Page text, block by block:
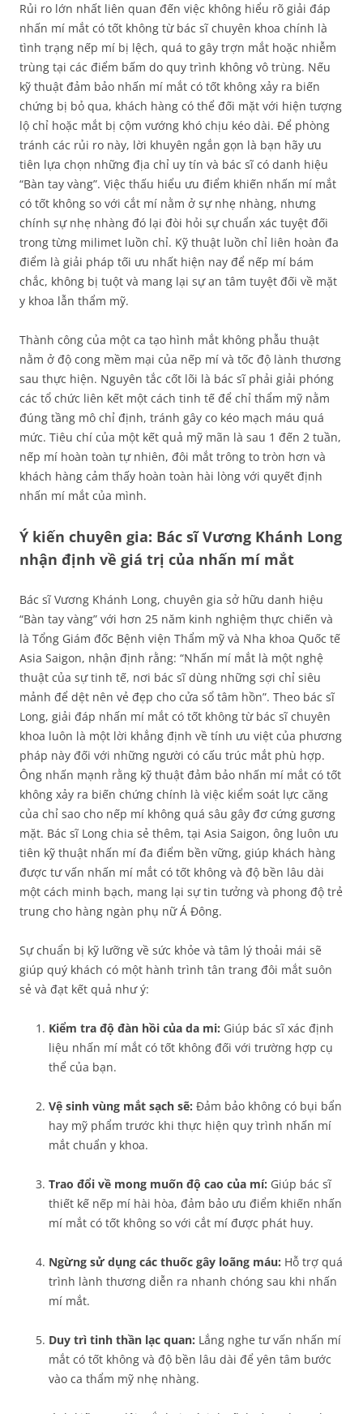
Rủi ro lớn nhất liên quan đến việc không hiểu rõ giải đáp
nhấn mí mắt có tốt không từ bác sĩ chuyên khoa chính là
tình trạng nếp mí bị lệch, quá to gây trợn mắt hoặc nhiễm
trùng tại các điểm bấm do quy trình không vô trùng. Nếu
kỹ thuật đảm bảo nhấn mí mắt có tốt không xảy ra biến
chứng bị bỏ qua, khách hàng có thể đối mặt với hiện tượng
lộ chỉ hoặc mắt bị cộm vướng khó chịu kéo dài. Để phòng
tránh các rủi ro này, lời khuyên ngắn gọn là bạn hãy ưu
tiên lựa chọn những địa chỉ uy tín và bác sĩ có danh hiệu
“Bàn tay vàng”. Việc thấu hiểu ưu điểm khiến nhấn mí mắt
có tốt không so với cắt mí nằm ở sự nhẹ nhàng, nhưng
chính sự nhẹ nhàng đó lại đòi hỏi sự chuẩn xác tuyệt đối
trong từng milimet luồn chỉ. Kỹ thuật luồn chỉ liên hoàn đa
điểm là giải pháp tối ưu nhất hiện nay để nếp mí bám
chắc, không bị tuột và mang lại sự an tâm tuyệt đối về mặt
y khoa lẫn thẩm mỹ.
Thành công của một ca tạo hình mắt không phẫu thuật
nằm ở độ cong mềm mại của nếp mí và tốc độ lành thương
sau thực hiện. Nguyên tắc cốt lõi là bác sĩ phải giải phóng
các tổ chức liên kết một cách tinh tế để chỉ thẩm mỹ nằm
đúng tầng mô chỉ định, tránh gây co kéo mạch máu quá
mức. Tiêu chí của một kết quả mỹ mãn là sau 1 đến 2 tuần,
nếp mí hoàn toàn tự nhiên, đôi mắt trông to tròn hơn và
khách hàng cảm thấy hoàn toàn hài lòng với quyết định
nhấn mí mắt của mình.
Ý kiến chuyên gia: Bác sĩ Vương Khánh Long
nhận định về giá trị của nhấn mí mắt
Bác sĩ Vương Khánh Long, chuyên gia sở hữu danh hiệu
“Bàn tay vàng” với hơn 25 năm kinh nghiệm thực chiến và
là Tổng Giám đốc Bệnh viện Thẩm mỹ và Nha khoa Quốc tế
Asia Saigon, nhận định rằng: “Nhấn mí mắt là một nghệ
thuật của sự tinh tế, nơi bác sĩ dùng những sợi chỉ siêu
mảnh để dệt nên vẻ đẹp cho cửa sổ tâm hồn”. Theo bác sĩ
Long, giải đáp nhấn mí mắt có tốt không từ bác sĩ chuyên
khoa luôn là một lời khẳng định về tính ưu việt của phương
pháp này đối với những người có cấu trúc mắt phù hợp.
Ông nhấn mạnh rằng kỹ thuật đảm bảo nhấn mí mắt có tốt
không xảy ra biến chứng chính là việc kiểm soát lực căng
của chỉ sao cho nếp mí không quá sâu gây đơ cứng gương
mặt. Bác sĩ Long chia sẻ thêm, tại Asia Saigon, ông luôn ưu
tiên kỹ thuật nhấn mí đa điểm bền vững, giúp khách hàng
được tư vấn nhấn mí mắt có tốt không và độ bền lâu dài
một cách minh bạch, mang lại sự tin tưởng và phong độ trẻ
trung cho hàng ngàn phụ nữ Á Đông.
Sự chuẩn bị kỹ lưỡng về sức khỏe và tâm lý thoải mái sẽ
giúp quý khách có một hành trình tân trang đôi mắt suôn
sẻ và đạt kết quả như ý:
Kiểm tra độ đàn hồi của da mi: Giúp bác sĩ xác định
liệu nhấn mí mắt có tốt không đối với trường hợp cụ
thể của bạn.
Vệ sinh vùng mắt sạch sẽ: Đảm bảo không có bụi bẩn
hay mỹ phẩm trước khi thực hiện quy trình nhấn mí
mắt chuẩn y khoa.
Trao đổi về mong muốn độ cao của mí: Giúp bác sĩ
thiết kế nếp mí hài hòa, đảm bảo ưu điểm khiến nhấn
mí mắt có tốt không so với cắt mí được phát huy.
Ngừng sử dụng các thuốc gây loãng máu: Hỗ trợ quá
trình lành thương diễn ra nhanh chóng sau khi nhấn
mí mắt.
Duy trì tinh thần lạc quan: Lắng nghe tư vấn nhấn mí
mắt có tốt không và độ bền lâu dài để yên tâm bước
vào ca thẩm mỹ nhẹ nhàng.